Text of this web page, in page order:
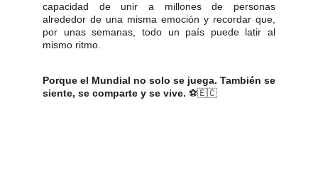
capacidad de unir a millones de personas
alrededor de una misma emoción y recordar que,
por unas semanas, todo un país puede latir al
mismo ritmo.
Porque el Mundial no solo se juega. También se
siente, se comparte y se vive. ⚽🇪🇨